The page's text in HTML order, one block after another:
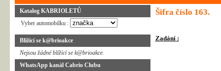
Katalog KABRIOLETŮ
Vyber automobilku :
Blížící se k@brioakce
Nejsou žádné blížící se k@brioakce.
WhatsApp kanál Cabrio Clubu
Šifra číslo 163.
Zadání :